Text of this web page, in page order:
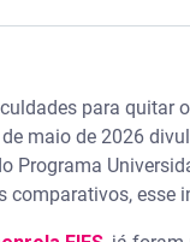
no FIES?
em 2026
para
maio de 2026
Programa
comparativos, esse